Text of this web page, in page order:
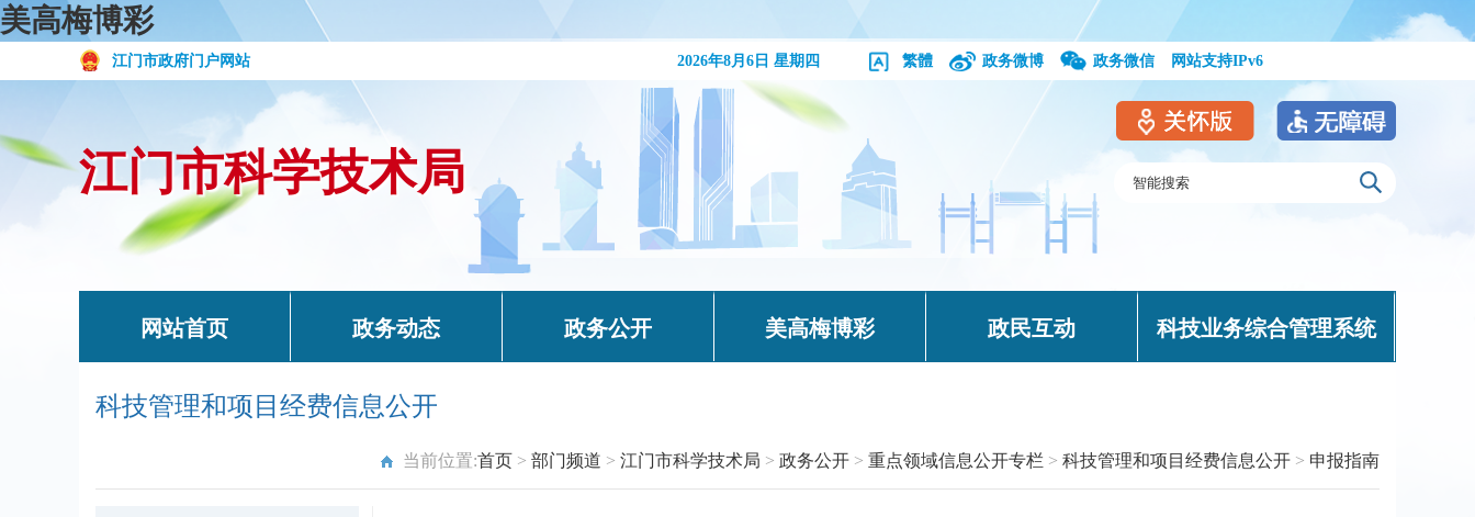
美高梅博彩
江门市政府门户网站 2026年8月6日 星期四 繁體 政务微博 政务微信 网站支持IPv6
江门市科学技术局
网站首页 政务动态 政务公开 美高梅博彩 政民互动 科技业务综合管理系统
科技管理和项目经费信息公开
当前位置:首页 > 部门频道 > 江门市科学技术局 > 政务公开 > 重点领域信息公开专栏 > 科技管理和项目经费信息公开 > 申报指南